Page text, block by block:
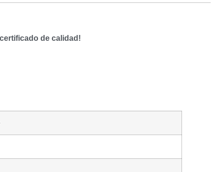
certificado de calidad!